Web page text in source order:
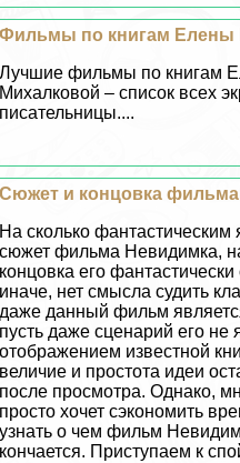
Фильмы по книгам Елены
Лучшие фильмы по книгам
Михалковой – список всех
писательницы....
Сюжет и концовка
На сколько фантастическим
сюжет фильма Невидимка,
концовка его фантастически
иначе, нет смысла судить
даже данный фильм
пусть даже сценарий его не
отображением известной
величие и простота идеи
после просмотра. Однако,
просто хочет сэкономить
узнать о чем фильм
кончается. Приступаем к